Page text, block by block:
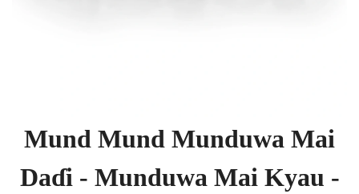
Mund Mund Munduwa Mai
Daɗi - Munduwa Mai Kyau -